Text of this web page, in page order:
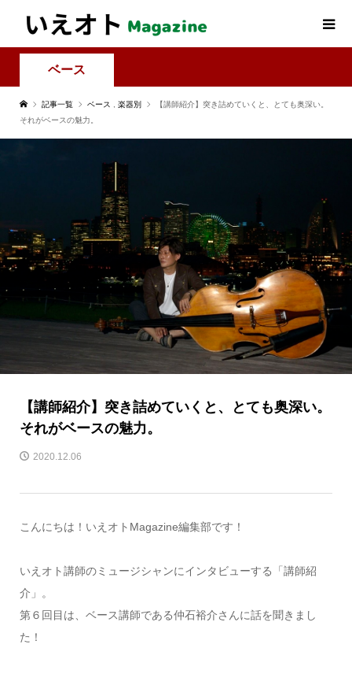
ベース
記事一覧 ベース 楽器別
【講師紹介】突き詰めていくと、とても奥深い。
それがベースの魅力。
【講師紹介】突き詰めていくと、とても奥深い。
それがベースの魅力。
2020.12.06
こんにちは！いえオトMagazine編集部です！
いえオト講師のミュージシャンにインタビューする「講師紹
介」。
第６回目は、ベース講師である仲石裕介さんに話を聞きまし
た！